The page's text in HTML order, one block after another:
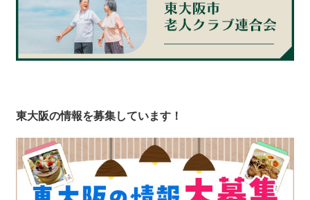
東大阪の情報を募集しています！